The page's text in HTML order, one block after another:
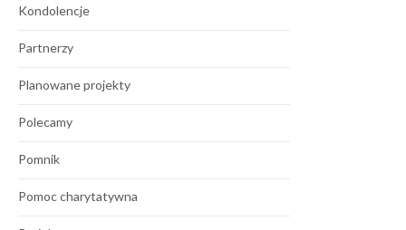
Kondolencje
Partnerzy
Planowane projekty
Polecamy
Pomnik
Pomoc charytatywna